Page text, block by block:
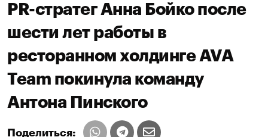
PR-стратег Анна Бойко после
шести лет работы в
ресторанном холдинге AVA
Team покинула команду
Антона Пинского
Поделиться: